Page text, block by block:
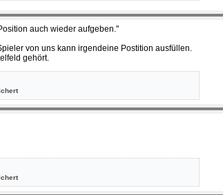
auch wieder aufgeben."
von uns kann irgendeine Postition ausfüllen.
gehört.